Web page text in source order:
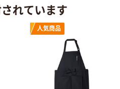
れています
人気商品